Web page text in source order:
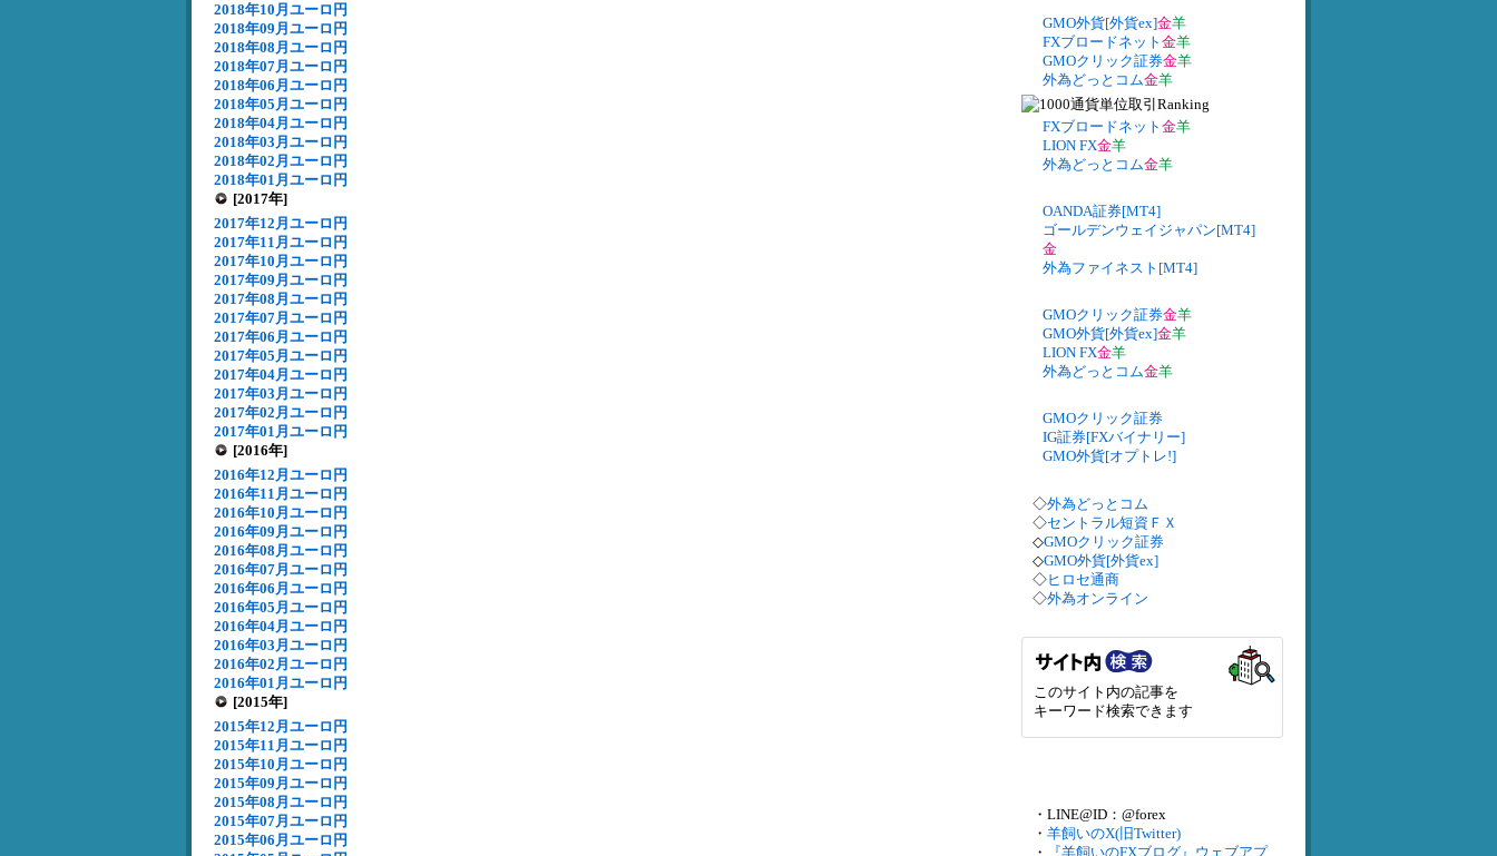
2018年10月ユーロ円
2018年09月ユーロ円
2018年08月ユーロ円
2018年07月ユーロ円
2018年06月ユーロ円
2018年05月ユーロ円
2018年04月ユーロ円
2018年03月ユーロ円
2018年02月ユーロ円
2018年01月ユーロ円
[2017年]
2017年12月ユーロ円
2017年11月ユーロ円
2017年10月ユーロ円
2017年09月ユーロ円
2017年08月ユーロ円
2017年07月ユーロ円
2017年06月ユーロ円
2017年05月ユーロ円
2017年04月ユーロ円
2017年03月ユーロ円
2017年02月ユーロ円
2017年01月ユーロ円
[2016年]
2016年12月ユーロ円
2016年11月ユーロ円
2016年10月ユーロ円
2016年09月ユーロ円
2016年08月ユーロ円
2016年07月ユーロ円
2016年06月ユーロ円
2016年05月ユーロ円
2016年04月ユーロ円
2016年03月ユーロ円
2016年02月ユーロ円
2016年01月ユーロ円
[2015年]
2015年12月ユーロ円
2015年11月ユーロ円
2015年10月ユーロ円
2015年09月ユーロ円
2015年08月ユーロ円
2015年07月ユーロ円
2015年06月ユーロ円
GMO外貨[外貨ex]金羊
FXブロードネット 金羊
GMOクリック証券金羊
外為どっとコム金羊
FXブロードネット 金羊
LION FX金羊
外為どっとコム金羊
OANDA証券[MT4]
ゴールデンウェイジャパン[MT4]
金
外為ファイネスト[MT4]
GMOクリック証券金羊
GMO外貨[外貨ex]金羊
LION FX金羊
外為どっとコム金羊
GMOクリック証券
IG証券[FXバイナリー]
GMO外貨[オプトレ!]
◇外為どっとコム
◇セントラル短資ＦＸ
◇GMOクリック証券
◇GMO外貨[外貨ex]
◇ヒロセ通商
◇外為オンライン
このサイト内の記事を
キーワード検索できます
・LINE@ID：@forex
・ 羊飼いのX(旧Twitter)
・
『羊飼いのFXブログ』ウェブアプ